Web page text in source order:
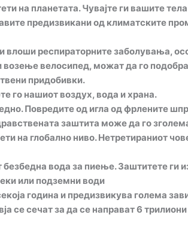
на планетата. Чувајте ги вашите
предизвикани од климатските
респираторните заболувања,
велосипед, можат да го
придобивки.
го нашиот воздух, вода и храна.
Повредите од игла од фрлените
заштита може да го
на глобално ниво. Нетретираниот
вода за пиење. Заштитете ги
или подземни води
година и предизвикува голема
се сечат за да се направат 6